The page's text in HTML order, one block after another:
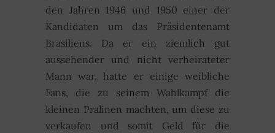
den Jahren 1946 und 1950 einer der
Kandidaten um das Präsidentenamt
Brasiliens. Da er ein ziemlich gut
aussehender und nicht verheirateter
Mann war, hatte er einige weibliche
Fans, die zu seinem Wahlkampf die
kleinen Pralinen machten, um diese zu
verkaufen und somit Geld für die